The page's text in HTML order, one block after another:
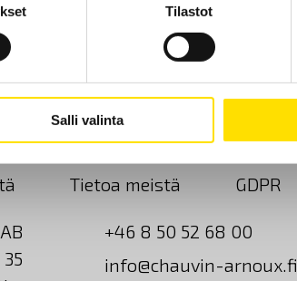
Tilastot
Salli valinta
Tietoa meistä GDPR
+46 8 50 52 68 00
info@chauvin-arnoux.fi